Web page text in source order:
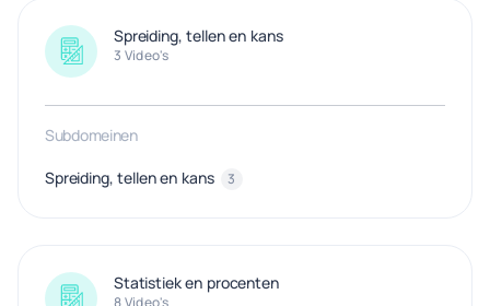
Spreiding, tellen en kans
3 Video's
Subdomeinen
Spreiding, tellen en kans 3
Statistiek en procenten
8 Video's